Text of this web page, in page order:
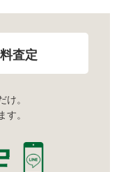
査定
け。
す。